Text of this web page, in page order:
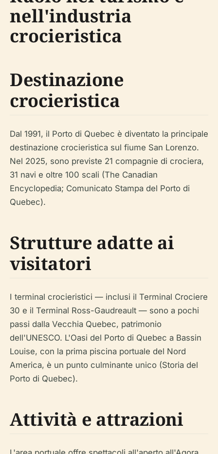
nell'industria
crocieristica
Destinazione
crocieristica
Dal 1991, il Porto di Quebec è diventato la principale
destinazione crocieristica sul fiume San Lorenzo.
Nel 2025, sono previste 21 compagnie di crociera,
31 navi e oltre 100 scali (The Canadian
Encyclopedia; Comunicato Stampa del Porto di
Quebec).
Strutture adatte ai
visitatori
I terminal crocieristici — inclusi il Terminal Crociere
30 e il Terminal Ross-Gaudreault — sono a pochi
passi dalla Vecchia Quebec, patrimonio
dell'UNESCO. L'Oasi del Porto di Quebec a Bassin
Louise, con la prima piscina portuale del Nord
America, è un punto culminante unico (Storia del
Porto di Quebec).
Attività e attrazioni